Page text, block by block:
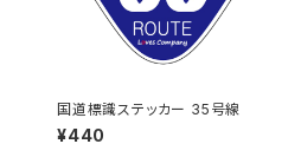
国道標識ステッカー 35号線
¥440